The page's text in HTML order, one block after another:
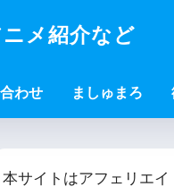
メ紹介など
わせ ましゅまろ
本サイトはアフェリエ